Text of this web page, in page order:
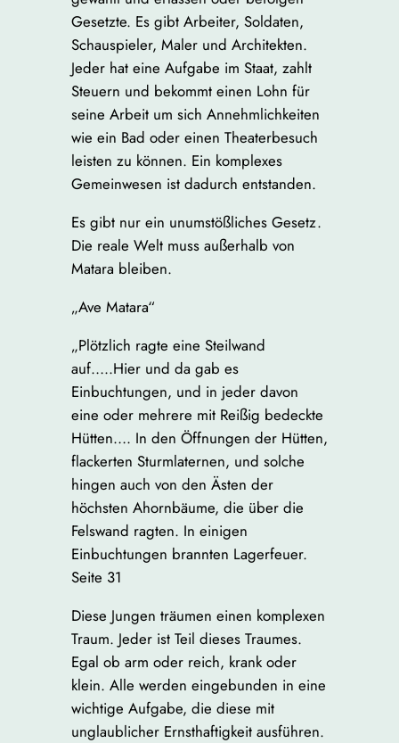
Gesetzte. Es gibt Arbeiter, Soldaten,
Schauspieler, Maler und Architekten.
Jeder hat eine Aufgabe im Staat, zahlt
Steuern und bekommt einen Lohn für
seine Arbeit um sich Annehmlichkeiten
wie ein Bad oder einen Theaterbesuch
leisten zu können. Ein komplexes
Gemeinwesen ist dadurch entstanden.
Es gibt nur ein unumstößliches Gesetz.
Die reale Welt muss außerhalb von
Matara bleiben.
„Ave Matara“
„Plötzlich ragte eine Steilwand
auf…..Hier und da gab es
Einbuchtungen, und in jeder davon
eine oder mehrere mit Reißig bedeckte
Hütten…. In den Öffnungen der Hütten,
flackerten Sturmlaternen, und solche
hingen auch von den Ästen der
höchsten Ahornbäume, die über die
Felswand ragten. In einigen
Einbuchtungen brannten Lagerfeuer.
Seite 31
Diese Jungen träumen einen komplexen
Traum. Jeder ist Teil dieses Traumes.
Egal ob arm oder reich, krank oder
klein. Alle werden eingebunden in eine
wichtige Aufgabe, die diese mit
unglaublicher Ernsthaftigkeit ausführen.